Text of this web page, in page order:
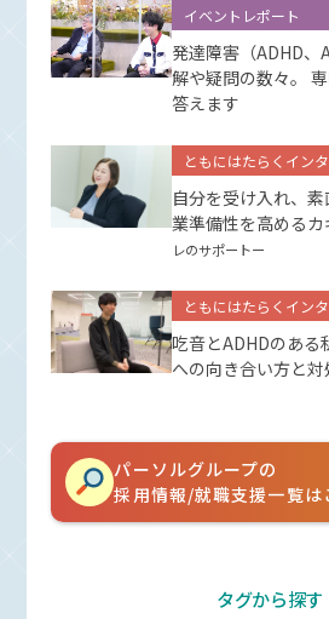
イベントレポート
発達障害（ADHD、
解や疑問の数々。
答えます
ともにはたらくイン
自分を受け入れ、
業準備性を高めるカ
レのサポートー
ともにはたらくイン
吃音とADHDのある
への向き合い方と対
パーソルグループの
採用情報/就職支援一覧は
タグから探す